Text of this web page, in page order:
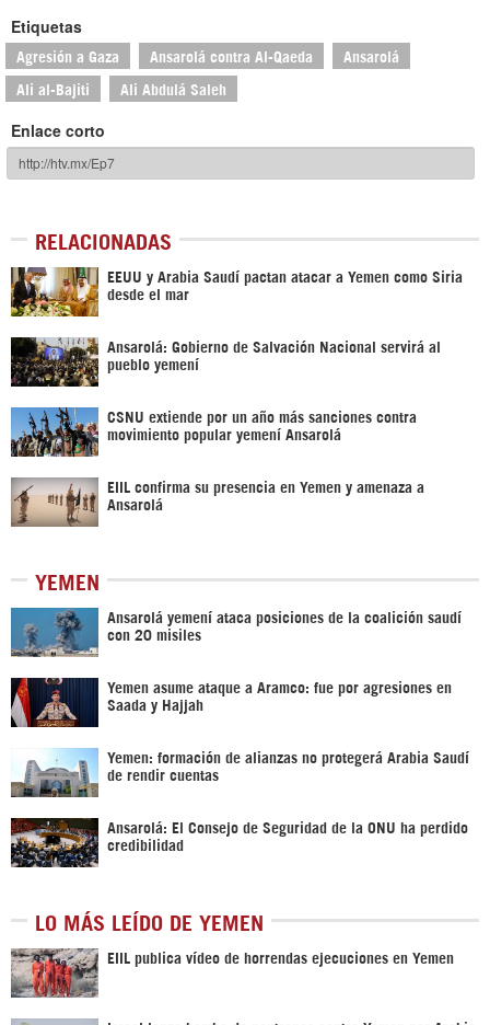
Etiquetas
Agresión a Gaza Ansarolá contra Al-Qaeda Ansarolá
Ali al-Bajiti Ali Abdulá Saleh
Enlace corto
RELACIONADAS
EEUU y Arabia Saudí pactan atacar a Yemen como Siria
desde el mar
Ansarolá: Gobierno de Salvación Nacional servirá al
pueblo yemení
CSNU extiende por un año más sanciones contra
movimiento popular yemení Ansarolá
EIIL confirma su presencia en Yemen y amenaza a
Ansarolá
YEMEN
Ansarolá yemení ataca posiciones de la coalición saudí
con 20 misiles
Yemen asume ataque a Aramco: fue por agresiones en
Saada y Hajjah
Yemen: formación de alianzas no protegerá Arabia Saudí
de rendir cuentas
Ansarolá: El Consejo de Seguridad de la ONU ha perdido
credibilidad
LO MÁS LEÍDO DE YEMEN
EIIL publica vídeo de horrendas ejecuciones en Yemen